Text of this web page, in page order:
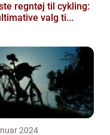
regntøj til cykling:
valg ti...
2024